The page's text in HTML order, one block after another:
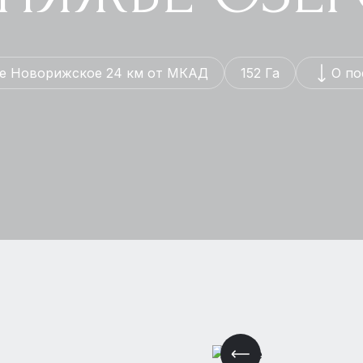
Новорижское 24 км от МКАД 152 Га О